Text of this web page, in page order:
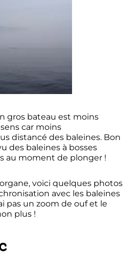
gros bateau est moins
car moins
distancé des baleines. Bon
des baleines à bosses
au moment de plonger !
voici quelques photos
avec les baleines
pas un zoom de ouf et le
plus !